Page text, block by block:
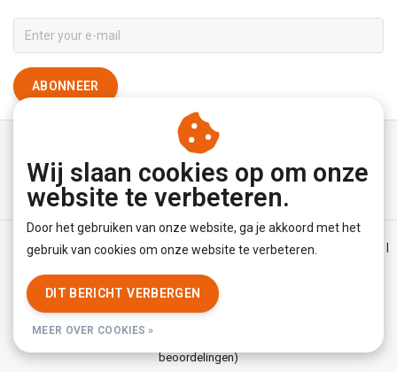
ABONNEER
Algemene voorwaarden | Disclaimer | Privacy Policy
|
© Copyright 2026 - YourUnderwearStore | Realisatie
beoordelingen)
Wij slaan cookies op om onze
website te verbeteren.
Door het gebruiken van onze website, ga je akkoord met het
gebruik van cookies om onze website te verbeteren.
DIT BERICHT VERBERGEN
MEER OVER COOKIES »